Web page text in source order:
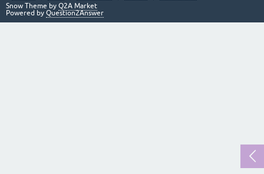
Snow Theme by Q2A Market
Powered by Question2Answer